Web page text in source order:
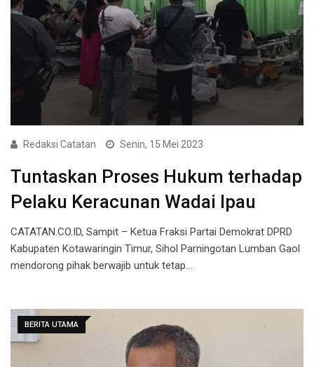
Redaksi Catatan Senin, 15 Mei 2023
Tuntaskan Proses Hukum terhadap
Pelaku Keracunan Wadai Ipau
CATATAN.CO.ID, Sampit – Ketua Fraksi Partai Demokrat DPRD
Kabupaten Kotawaringin Timur, Sihol Parningotan Lumban Gaol
mendorong pihak berwajib untuk tetap…
BERITA UTAMA